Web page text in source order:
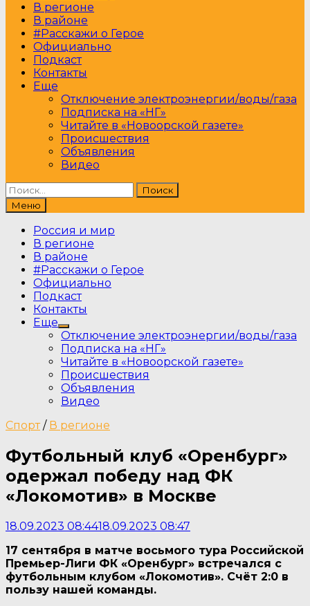
В регионе
В районе
#Расскажи о Герое
Официально
Подкаст
Контакты
Еще
Отключение электроэнергии/воды/газа
Подписка на «НГ»
Читайте в «Новоорской газете»
Происшествия
Объявления
Видео
Найти:
Меню
Россия и мир
В регионе
В районе
#Расскажи о Герое
Официально
Подкаст
Контакты
Еще
Show
sub
menu
Отключение электроэнергии/воды/газа
Подписка на «НГ»
Читайте в «Новоорской газете»
Происшествия
Объявления
Видео
Спорт/ В регионе
Футбольный клуб «Оренбург»
одержал победу над ФК
«Локомотив» в Москве
18.09.2023 08:4418.09.2023 08:47
17 сентября в матче восьмого тура Российской
Премьер-Лиги ФК «Оренбург» встречался с
футбольным клубом «Локомотив». Счёт 2:0 в
пользу нашей команды.